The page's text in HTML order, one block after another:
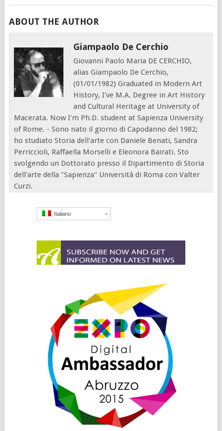
ABOUT THE AUTHOR
Giampaolo De Cerchio
Giovanni Paolo Maria DE CERCHIO,
alias Giampaolo De Cerchio,
(01/01/1982) Graduated in Modern Art
History, I've M.A. Degree in Art History
and Cultural Heritage at University of
Macerata. Now I'm Ph.D. student at Sapienza University
of Rome. - Sono nato il giorno di Capodanno del 1982;
ho studiato Storia dell'arte con Daniele Benati, Sandra
Perriccioli, Raffaella Morselli e Eleonora Bairati. Sto
svolgendo un Dottorato presso il Dipartimento di Storia
dell'arte della "Sapienza" Università di Roma con Valter
Curzi.
Italiano